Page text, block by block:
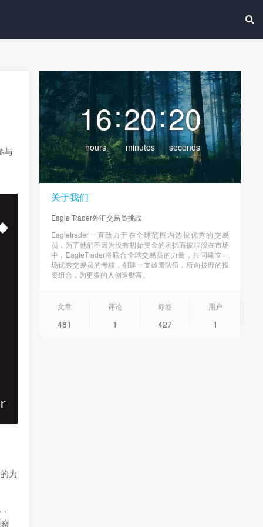
与
力
16
hours
:20
minutes
:21
seconds
关于我们
Eagle Trader外汇交易员挑战
Eagletrader一直致力于在全球范围内选拔优秀的交易
员，为了他们不因为没有初始资金的困扰而被埋没在市场
中，EagleTrader将联合全球交易员的力量，共同建立一
场优秀交易员的考核，创建一支雄鹰队伍，所向披靡的投
资组合，为更多的人创造财富。
文章
481
评论
1
标签
427
用户
1